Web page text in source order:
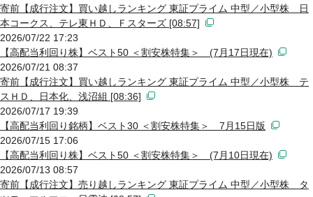
寄前【成行注文】買い越しランキング 東証プライム 中型／小型株 日
本コークス、テレ東ＨＤ、Ｆスターズ [08:57]
2026/07/22 17:23
【高配当利回り株】ベスト50 ＜割安株特集＞ (7月17日現在)
2026/07/21 08:37
寄前【成行注文】買い越しランキング 東証プライム 中型／小型株 テ
スＨＤ、日本化、浅沼組 [08:36]
2026/07/17 19:39
【高配当利回り銘柄】ベスト30 ＜割安株特集＞ 7月15日版
2026/07/15 17:06
【高配当利回り株】ベスト50 ＜割安株特集＞ (7月10日現在)
2026/07/13 08:57
寄前【成行注文】売り越しランキング 東証プライム 中型／小型株 タ